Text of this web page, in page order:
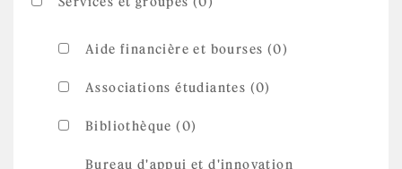
Aide financière et bourses (0)
Associations étudiantes (0)
Bibliothèque (0)
Bureau d'appui et d'innovation